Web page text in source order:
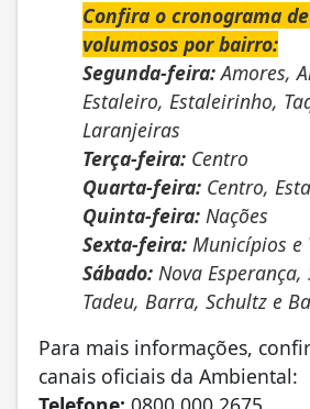
Confira o cronograma
volumosos por bairro:
Segunda-feira:Amores,
Estaleiro, Estaleirinho,
Laranjeiras
Terça-feira: Centro
Quarta-feira: Centro,
Quinta-feira: Nações
Sexta-feira: Municípios e
Sábado: Nova Esperança,
Tadeu, Barra, Schultz e
Para mais informações,
canais oficiais da Ambiental: